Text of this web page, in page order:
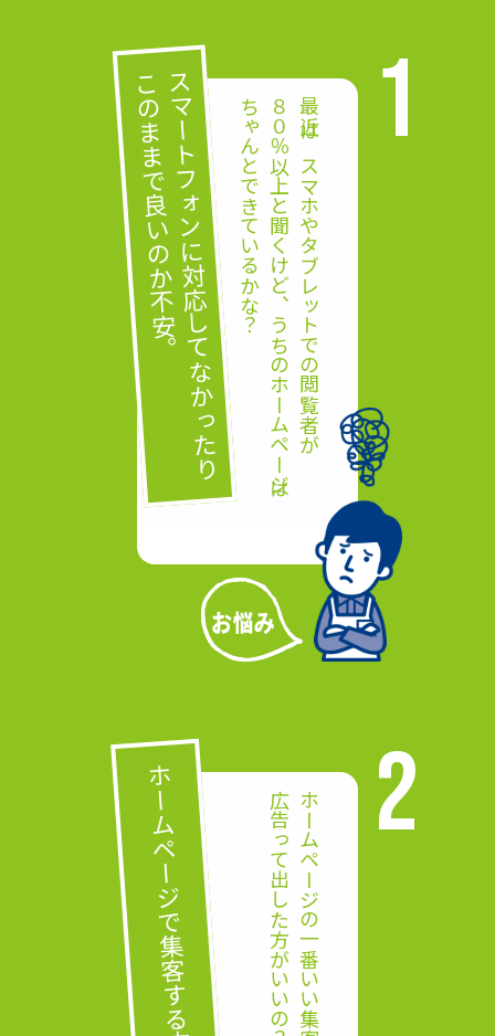
スマートフォンに対応してなかったり
このままで良いのか不安。 最近はスマホやタブレットでの閲覧者が
８０％以上と聞くけど、うちのホームページは
ちゃんとできているかな？
広告って出した方がいいの？